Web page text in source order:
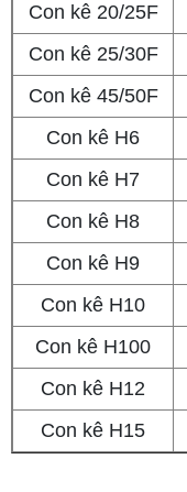
Con kê 20/25F
Con kê 25/30F
Con kê 45/50F
Con kê H6
Con kê H7
Con kê H8
Con kê H9
Con kê H10
Con kê H100
Con kê H12
Con kê H15